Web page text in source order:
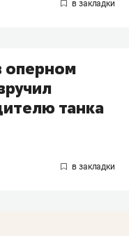
оперном
танка